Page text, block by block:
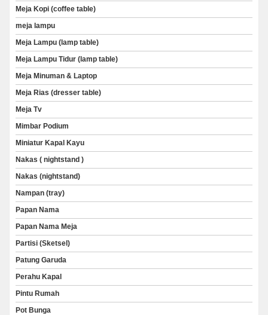
Meja Kopi (coffee table)
meja lampu
Meja Lampu (lamp table)
Meja Lampu Tidur (lamp table)
Meja Minuman & Laptop
Meja Rias (dresser table)
Meja Tv
Mimbar Podium
Miniatur Kapal Kayu
Nakas ( nightstand )
Nakas (nightstand)
Nampan (tray)
Papan Nama
Papan Nama Meja
Partisi (Sketsel)
Patung Garuda
Perahu Kapal
Pintu Rumah
Pot Bunga